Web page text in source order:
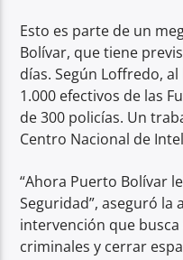
Esto es parte de un
Bolívar, que tiene
días. Según Loffredo,
1.000 efectivos de las
de 300 policías. Un
Centro Nacional de
“Ahora Puerto Bolívar
Seguridad”, aseguró la
intervención que
criminales y cerrar